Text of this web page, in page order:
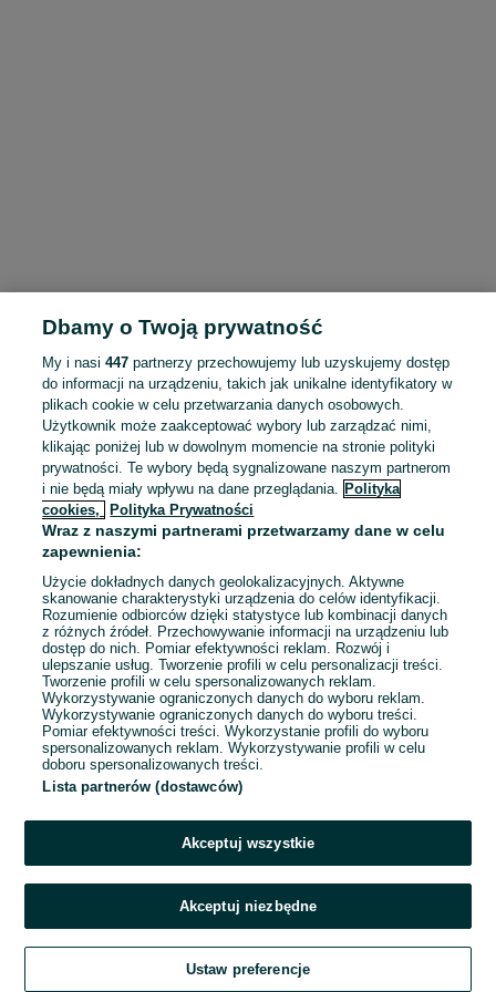
To ogłoszenie nie jest już dostępne
Przejdź na stronę główną
Dbamy o Twoją prywatność
My i nasi447 partnerzy przechowujemy lub uzyskujemy dostęp
do informacji na urządzeniu, takich jak unikalne identyfikatory w
plikach cookie w celu przetwarzania danych osobowych.
Użytkownik może zaakceptować wybory lub zarządzać nimi,
klikając poniżej lub w dowolnym momencie na stronie polityki
prywatności. Te wybory będą sygnalizowane naszym partnerom
i nie będą miały wpływu na dane przeglądania. Polityka
cookies,
Polityka Prywatności
Wraz z naszymi partnerami przetwarzamy dane w celu
zapewnienia:
Użycie dokładnych danych geolokalizacyjnych. Aktywne
skanowanie charakterystyki urządzenia do celów identyfikacji.
Rozumienie odbiorców dzięki statystyce lub kombinacji danych
z różnych źródeł. Przechowywanie informacji na urządzeniu lub
dostęp do nich. Pomiar efektywności reklam. Rozwój i
ulepszanie usług. Tworzenie profili w celu personalizacji treści.
Tworzenie profili w celu spersonalizowanych reklam.
Wykorzystywanie ograniczonych danych do wyboru reklam.
Wykorzystywanie ograniczonych danych do wyboru treści.
Pomiar efektywności treści. Wykorzystanie profili do wyboru
spersonalizowanych reklam. Wykorzystywanie profili w celu
doboru spersonalizowanych treści.
Lista partnerów (dostawców)
Akceptuj wszystkie
Akceptuj niezbędne
Ustaw preferencje